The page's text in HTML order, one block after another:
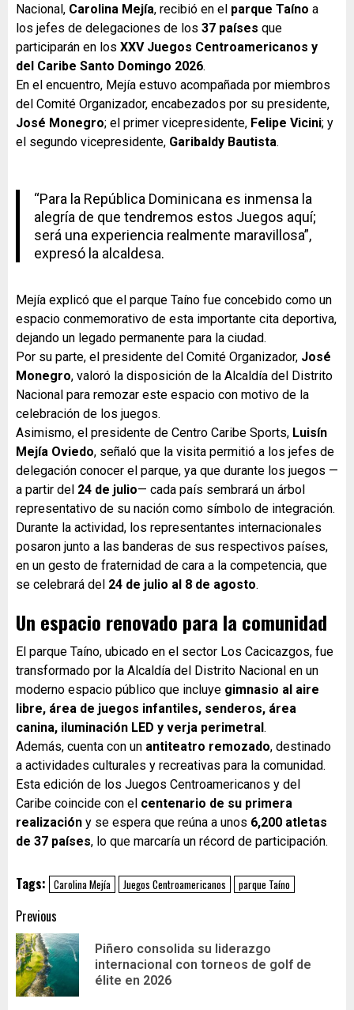
Nacional, Carolina Mejía, recibió en el parque Taíno a
los jefes de delegaciones de los 37 países que
participarán en los XXV Juegos Centroamericanos y
del Caribe Santo Domingo 2026.
En el encuentro, Mejía estuvo acompañada por miembros
del Comité Organizador, encabezados por su presidente,
José Monegro; el primer vicepresidente, Felipe Vicini; y
el segundo vicepresidente, Garibaldy Bautista.
“Para la República Dominicana es inmensa la
alegría de que tendremos estos Juegos aquí;
será una experiencia realmente maravillosa”,
expresó la alcaldesa.
Mejía explicó que el parque Taíno fue concebido como un
espacio conmemorativo de esta importante cita deportiva,
dejando un legado permanente para la ciudad.
Por su parte, el presidente del Comité Organizador, José
Monegro, valoró la disposición de la Alcaldía del Distrito
Nacional para remozar este espacio con motivo de la
celebración de los juegos.
Asimismo, el presidente de Centro Caribe Sports, Luisín
Mejía Oviedo, señaló que la visita permitió a los jefes de
delegación conocer el parque, ya que durante los juegos —
a partir del 24 de julio— cada país sembrará un árbol
representativo de su nación como símbolo de integración.
Durante la actividad, los representantes internacionales
posaron junto a las banderas de sus respectivos países,
en un gesto de fraternidad de cara a la competencia, que
se celebrará del 24 de julio al 8 de agosto.
Un espacio renovado para la comunidad
El parque Taíno, ubicado en el sector Los Cacicazgos, fue
transformado por la Alcaldía del Distrito Nacional en un
moderno espacio público que incluye gimnasio al aire
libre, área de juegos infantiles, senderos, área
canina, iluminación LED y verja perimetral.
Además, cuenta con un antiteatro remozado, destinado
a actividades culturales y recreativas para la comunidad.
Esta edición de los Juegos Centroamericanos y del
Caribe coincide con el centenario de su primera
realización y se espera que reúna a unos 6,200 atletas
de 37 países, lo que marcaría un récord de participación.
Tags: Carolina Mejía Juegos Centroamericanos parque Taíno
Previous
Piñero consolida su liderazgo
internacional con torneos de golf de
élite en 2026